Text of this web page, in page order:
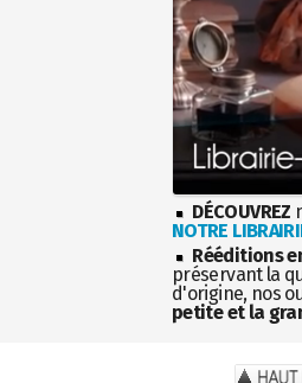
DÉCOUVREZ
NOTRE
Rééditions
préservant la
d'origine, nos
petite et la